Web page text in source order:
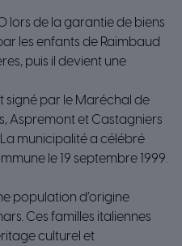
lors de la garantie de biens
les enfants de Raimbaud
puis il devient une
signé par le Maréchal de
Aspremont et Castagniers
municipalité a célébré
le 19 septembre 1999.
population d’origine
Ces familles italiennes
culturel et